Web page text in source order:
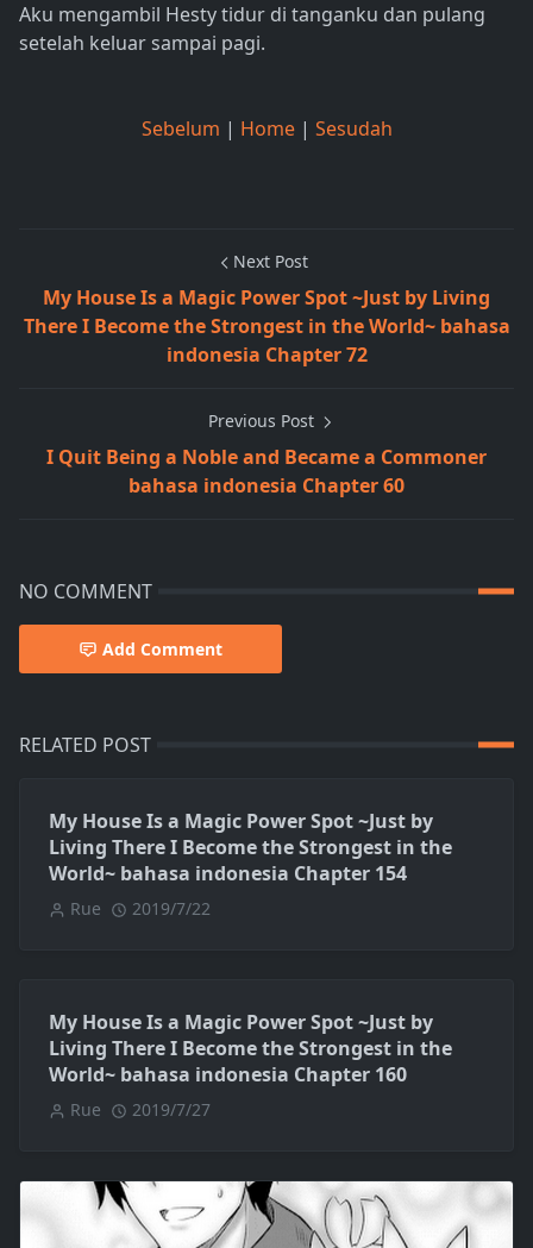
Aku mengambil Hesty tidur di tanganku dan pulang
setelah keluar sampai pagi.
Sebelum | Home | Sesudah
Next Post
My House Is a Magic Power Spot ~Just by Living
There I Become the Strongest in the World~ bahasa
indonesia Chapter 72
Previous Post
I Quit Being a Noble and Became a Commoner
bahasa indonesia Chapter 60
NO COMMENT
Add Comment
RELATED POST
My House Is a Magic Power Spot ~Just by
Living There I Become the Strongest in the
World~ bahasa indonesia Chapter 154
Rue 2019/7/22
My House Is a Magic Power Spot ~Just by
Living There I Become the Strongest in the
World~ bahasa indonesia Chapter 160
Rue 2019/7/27